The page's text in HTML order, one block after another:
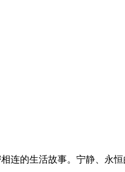
连的生活故事。宁静、永